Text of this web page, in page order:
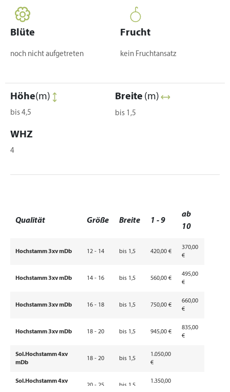
Blüte
noch nicht aufgetreten
Frucht
kein Fruchtansatz
Höhe(m)
bis 4,5
Breite (m)
bis 1,5
WHZ
4
Qualität Größe Breite 1 - 9
ab
10
Hochstamm 3xv mDb 12 - 14 bis 1,5 420,00 €
370,00
€
Hochstamm 3xv mDb 14 - 16 bis 1,5 560,00 €
495,00
€
Hochstamm 3xv mDb 16 - 18 bis 1,5 750,00 €
660,00
€
Hochstamm 3xv mDb 18 - 20 bis 1,5 945,00 €
835,00
€
Sol.Hochstamm 4xv
mDb
18 - 20 bis 1,5
1.050,00
€
Sol.Hochstamm 4xv
20 - 25 bis 1,5
1.350,00